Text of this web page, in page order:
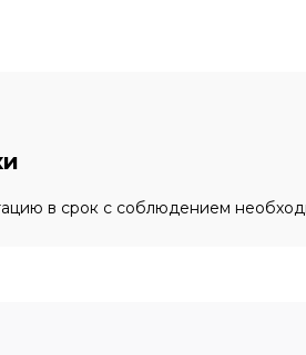
в срок с соблюдением